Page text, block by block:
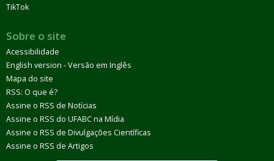
TikTok
Sobre o site
Acessibilidade
English version - Versão em Inglês
Mapa do site
RSS: O que é?
Assine o RSS de Notícias
Assine o RSS do UFABC na Mídia
Assine o RSS de Divulgações Científicas
Assine o RSS de Artigos